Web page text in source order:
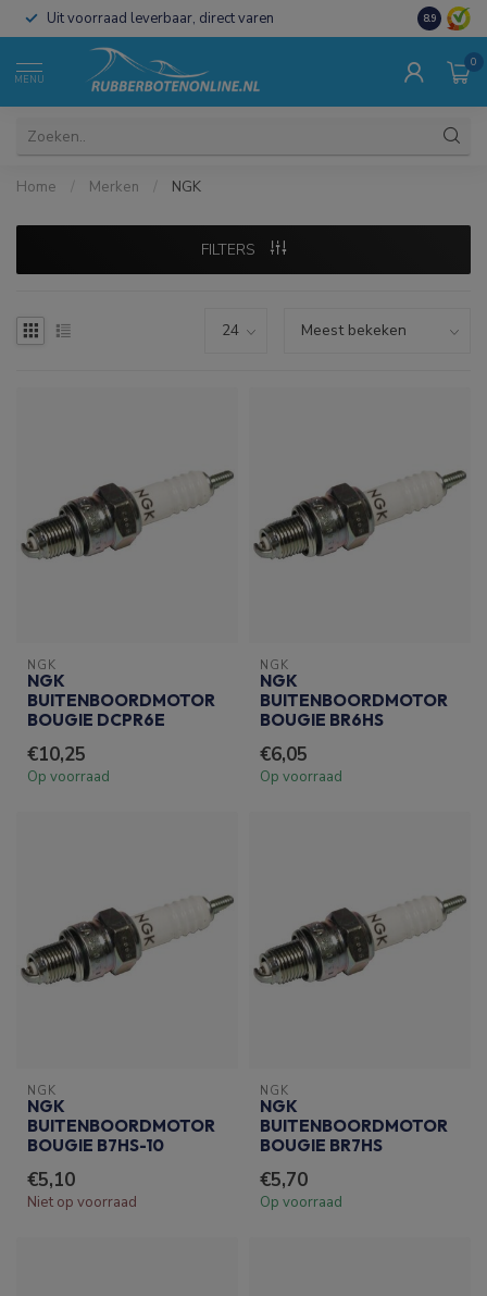
Uit voorraad leverbaar, direct varen Al 15 jaar
8.9
MENU
0
Home / Merken / NGK
FILTERS
NGK
NGK
BUITENBOORDMOTOR
BOUGIE DCPR6E
€10,25
Op voorraad
NGK
NGK
BUITENBOORDMOTOR
BOUGIE BR6HS
€6,05
Op voorraad
NGK
NGK
BUITENBOORDMOTOR
BOUGIE B7HS-10
€5,10
Niet op voorraad
NGK
NGK
BUITENBOORDMOTOR
BOUGIE BR7HS
€5,70
Op voorraad